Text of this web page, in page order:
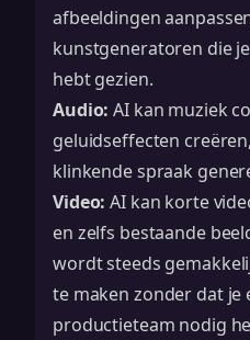
afbeeldingen
kunstgeneratoren die
hebt gezien.
Audio: AI kan muziek
geluidseffecten
klinkende spraak
Video: AI kan korte
en zelfs bestaande
wordt steeds
te maken zonder dat je
productieteam nodig